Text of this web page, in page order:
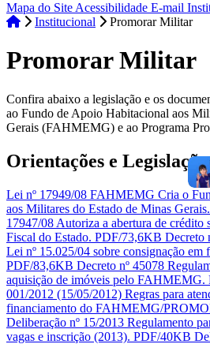
Mapa do Site Acessibilidade E-mail
Institucional
Promorar Militar
Promorar Militar
Confira abaixo a legislação e os
ao Fundo de Apoio Habitacional aos
Gerais (FAHMEMG) e ao Programa
Orientações e Legislação
Lei nº 17949/08 FAHMEMG Cria o
aos Militares do Estado de Minas Gerais.
17947/08 Autoriza a abertura de crédito
Fiscal do Estado. PDF/73,6KB Decreto
Lei nº 15.025/04 sobre consignação em
PDF/83,6KB Decreto nº 45078
aquisição de imóveis pelo FAHMEMG.
001/2012 (15/05/2012) Regras para
financiamento do FAHMEMG/
Deliberação nº 15/2013 Regulamento
vagas e inscrição (2013). PDF/40KB